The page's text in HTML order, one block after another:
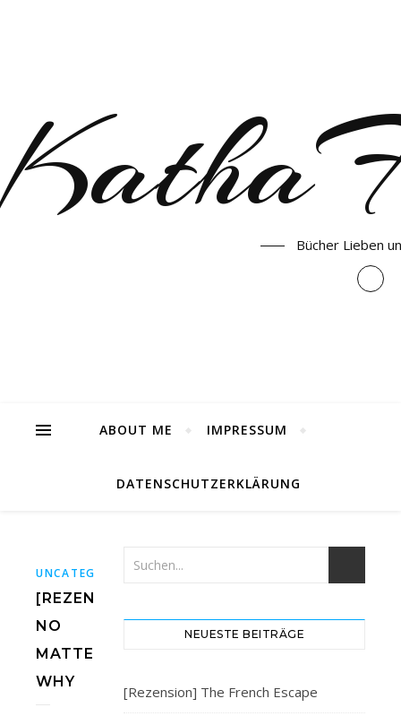
Bücher Lieben
ABOUT ME IMPRESSUM
DATENSCHUTZERKLÄRUNG
UNCATEGORIZED
[REZENSION]
NO
MATTER
WHY
NEUESTE BEITRÄGE
[Rezension] The French Escape